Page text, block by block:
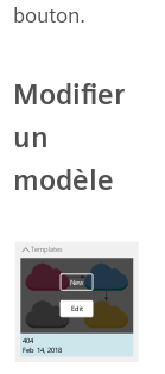
bouton.
Modifier
un
modèle